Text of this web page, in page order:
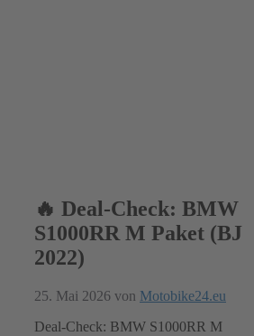
🔥 Deal-Check: BMW
S1000RR M Paket (BJ
2022)
25. Mai 2026 von Motobike24.eu
Deal-Check: BMW S1000RR M